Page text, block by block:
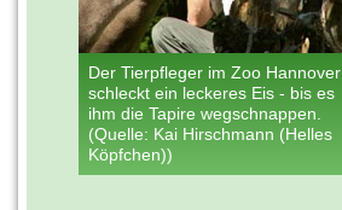
Der Tierpfleger im Zoo Hannover
schleckt ein leckeres Eis - bis es
ihm die Tapire wegschnappen.
(Quelle: Kai Hirschmann (Helles
Köpfchen))